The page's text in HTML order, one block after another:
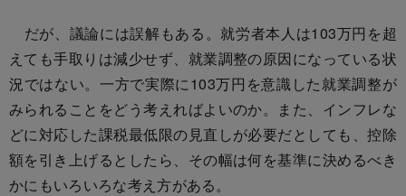
だが、議論には誤解もある。就労者本人は103万円を超
えても手取りは減少せず、就業調整の原因になっている状
況ではない。一方で実際に103万円を意識した就業調整が
みられることをどう考えればよいのか。また、インフレな
どに対応した課税最低限の見直しが必要だとしても、控除
額を引き上げるとしたら、その幅は何を基準に決めるべき
かにもいろいろな考え方がある。